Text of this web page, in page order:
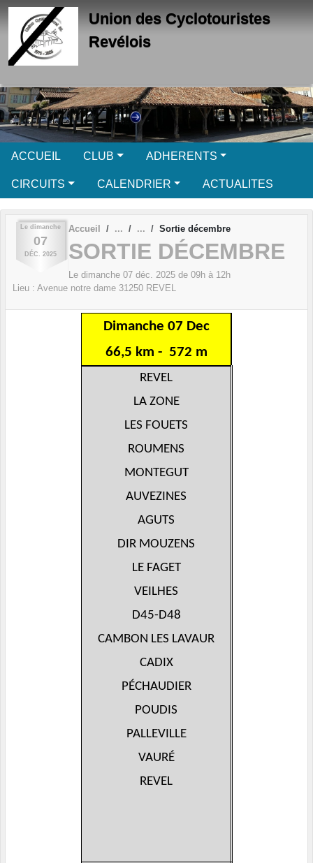
Union des Cyclotouristes
Revélois
ACCUEIL CLUB ADHERENTS
CIRCUITS CALENDRIER ACTUALITES
Le dimanche
07
DÉC. 2025
Accueil Sortie décembre
SORTIE DÉCEMBRE
Le dimanche 07 déc. 2025 de 09h à 12h
Lieu : Avenue notre dame 31250 REVEL
Dimanche 07 Dec
66,5 km - 572 m
REVEL
LA ZONE
LES FOUETS
ROUMENS
MONTEGUT
AUVEZINES
AGUTS
DIR MOUZENS
LE FAGET
VEILHES
D45-D48
CAMBON LES LAVAUR
CADIX
PÉCHAUDIER
POUDIS
PALLEVILLE
VAURÉ
REVEL
Panneau de gestion des cookies